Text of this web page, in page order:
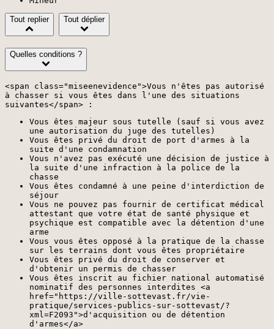
Tout replier Tout déplier
Quelles conditions ?
<span class="miseenevidence">Vous n'êtes pas autorisé
à chasser si vous êtes dans l'une des situations
suivantes</span> :
Vous êtes majeur sous tutelle (sauf si vous avez
une autorisation du juge des tutelles)
Vous êtes privé du droit de port d'armes à la
suite d'une condamnation
Vous n'avez pas exécuté une décision de justice à
la suite d'une infraction à la police de la
chasse
Vous êtes condamné à une peine d'interdiction de
séjour
Vous ne pouvez pas fournir de certificat médical
attestant que votre état de santé physique et
psychique est compatible avec la détention d'une
arme
Vous vous êtes opposé à la pratique de la chasse
sur les terrains dont vous êtes propriétaire
Vous êtes privé du droit de conserver et
d'obtenir un permis de chasser
Vous êtes inscrit au fichier national automatisé
nominatif des personnes interdites <a
href="https://ville-sottevast.fr/vie-
pratique/services-publics-sur-sottevast/?
xml=F2093">d'acquisition ou de détention
d'armes</a>